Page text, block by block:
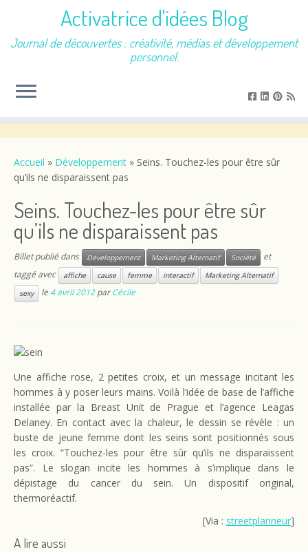
contenu
Activatrice d'idées Blog
Journal de découvertes : créativité, médias et développement
personnel.
Accueil » Développement » Seins. Touchez-les pour être sûr
qu’ils ne disparaissent pas
Seins. Touchez-les pour être sûr
qu’ils ne disparaissent pas
Billet publié dans Développement Marketing Alternatif Société
et
taggé avec
affiche cause femme interactif
Marketing Alternatif
sexy
le 4 avril 2012 parCécile
Une affiche rose, 2 petites croix, et un message incitant les
hommes à y poser leurs mains. Voilà l’idée de base de l’affiche
installée par la Breast Unit de Prague et l’agence Leagas
Delaney. En contact avec la chaleur, le dessin se révèle : un
buste de jeune femme dont les seins sont positionnés sous
les croix. “Touchez-les pour être sûr qu’ils ne disparaissent
pas”. Le slogan incite les hommes à s’implique dans le
dépistage du cancer du sein. Un dispositif original,
thermoréactif.
[Via : streetplanneur]
A lire aussi